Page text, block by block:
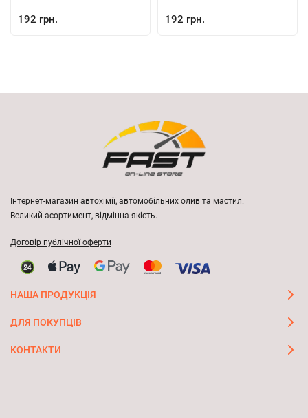
192 грн. 192 грн.
Інтернет-магазин автохімії, автомобільних олив та мастил.
Великий асортимент, відмінна якість.
Договір публічної оферти
НАША ПРОДУКЦІЯ
ДЛЯ ПОКУПЦІВ
КОНТАКТИ